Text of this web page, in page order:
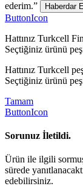
ederim.”
Haberdar
ButtonIcon
Hattınız Turkcell
Seçtiğiniz ürünü
Hattınız Turkcell
Seçtiğiniz ürünü
Tamam
ButtonIcon
Sorunuz İletildi.
Ürün ile ilgili
sürede
edebilirsiniz.